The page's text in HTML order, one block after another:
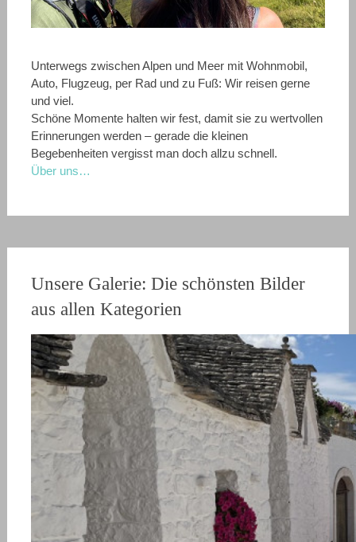
Unterwegs zwischen Alpen und Meer mit Wohnmobil,
Auto, Flugzeug, per Rad und zu Fuß: Wir reisen gerne
und viel.
Schöne Momente halten wir fest, damit sie zu wertvollen
Erinnerungen werden – gerade die kleinen
Begebenheiten vergisst man doch allzu schnell.
Über uns…
Unsere Galerie: Die schönsten Bilder
aus allen Kategorien